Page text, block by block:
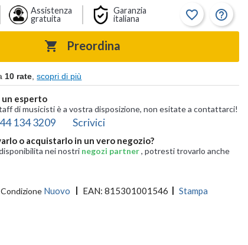
Assistenza
gratuita
Garanzia
italiana
favorite_border help_outline
 Preordina
10 rate ,scopri di più
un esperto
di musicisti è a vostra disposizione, non esitate a contattarci!
134 3209 Scrivici
o acquistarlo in un vero negozio?
nei nostri negozi partner, potresti trovarlo anche
Condizione Nuovo EAN: 815301001546 Stampa